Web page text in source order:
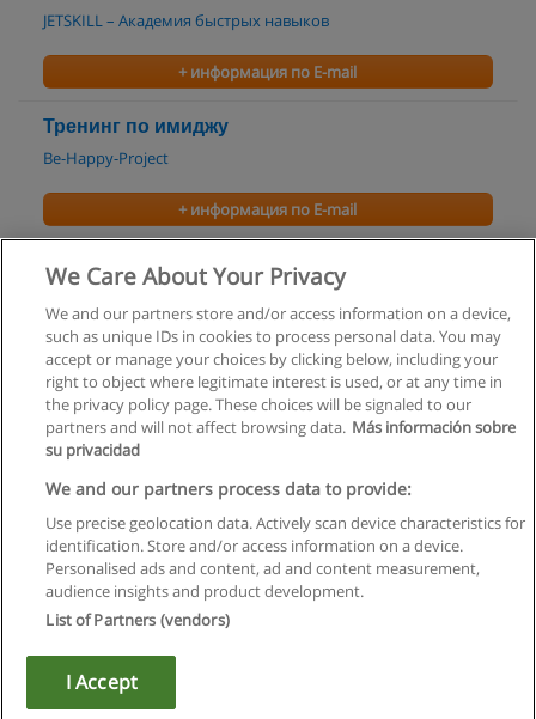
JETSKILL – Академия быстрых навыков
+ информация по E-mail
Тренинг по имиджу
Be-Happy-Project
+ информация по E-mail
Тренинг ПАНТОМИМА
+ информация по E-mail
Правила пользования
Конфиденциальность информации
Напишите Educaedu
Copyright © Educaedu Business S.L. - CIF : B-95610580: -
We Care About Your Privacy
We and our partners store and/or access information on a device,
such as unique IDs in cookies to process personal data. You may
accept or manage your choices by clicking below, including your
right to object where legitimate interest is used, or at any time in
the privacy policy page. These choices will be signaled to our
partners and will not affect browsing data. Más información sobre
su privacidad
We and our partners process data to provide:
Use precise geolocation data. Actively scan device characteristics for
identification. Store and/or access information on a device.
Personalised ads and content, ad and content measurement,
audience insights and product development.
List of Partners (vendors)
I Accept